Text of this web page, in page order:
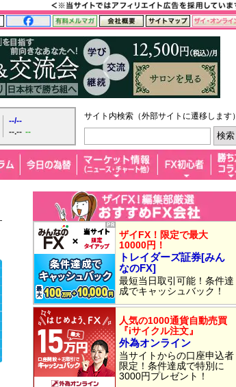
--/--
--.-- --
サイト内検索（外部サイトに遷移します）
ザイFX！限定で最大
10000円！
トレイダーズ証券[みん
なのFX]
最短当日取引可能！条件達
成でキャッシュバック！
人気の1000通貨自動売買
『iサイクル注文』
外為オンライン
当サイトからの口座申込者
限定！条件達成で特別に
3000円プレゼント！